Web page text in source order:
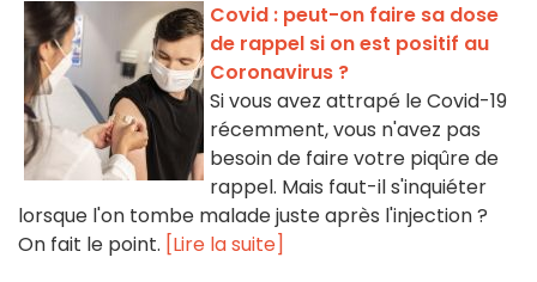
Covid : peut-on faire sa dose
de rappel si on est positif au
Coronavirus ?
Si vous avez attrapé le Covid-19
récemment, vous n'avez pas
besoin de faire votre piqûre de
rappel. Mais faut-il s'inquiéter
lorsque l'on tombe malade juste après l'injection ?
On fait le point. [Lire la suite]